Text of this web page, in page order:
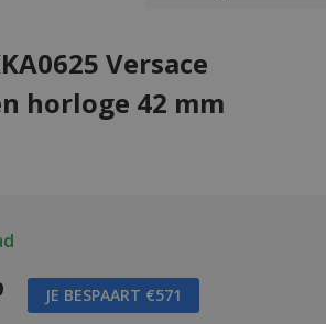
Versace
horloge 42 mm
JE BESPAART €571